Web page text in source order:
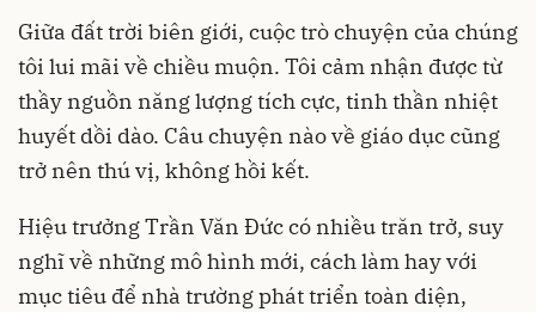
Giữa đất trời biên giới, cuộc trò chuyện của chúng
tôi lui mãi về chiều muộn. Tôi cảm nhận được từ
thầy nguồn năng lượng tích cực, tinh thần nhiệt
huyết dồi dào. Câu chuyện nào về giáo dục cũng
trở nên thú vị, không hồi kết.
Hiệu trưởng Trần Văn Đức có nhiều trăn trở, suy
nghĩ về những mô hình mới, cách làm hay với
mục tiêu để nhà trường phát triển toàn diện,